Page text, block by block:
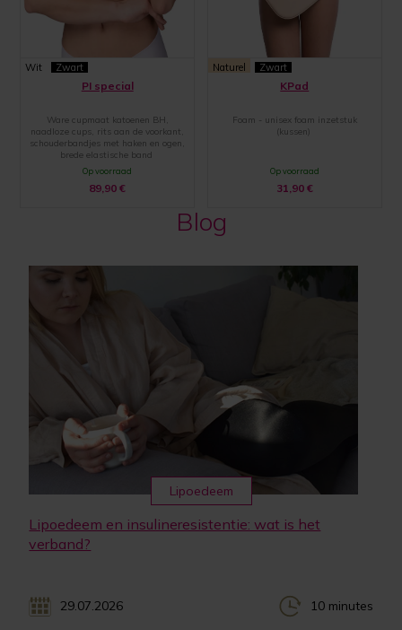
Wit Zwart
PI special
Ware cupmaat katoenen BH,
naadloze cups, rits aan de voorkant,
schouderbandjes met haken en ogen,
brede elastische band
Op voorraad
89,90€
Naturel Zwart
KPad
Foam - unisex foam inzetstuk
(kussen)
Op voorraad
31,90 €
Blog
Lipoedeem
Lipoedeem en insulineresistentie: wat is het
verband?
29.07.2026 10 minutes